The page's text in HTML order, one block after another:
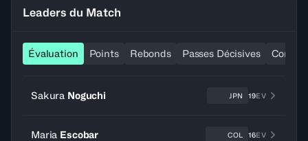
Leaders du Match
Évaluation Points Rebonds Passes Décisives Contres
Sakura Noguchi JPN 19EV
Maria Escobar COL 16EV